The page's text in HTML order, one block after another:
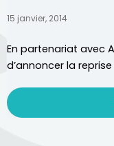
15 janvier, 2014
En partenariat avec
d’annoncer la